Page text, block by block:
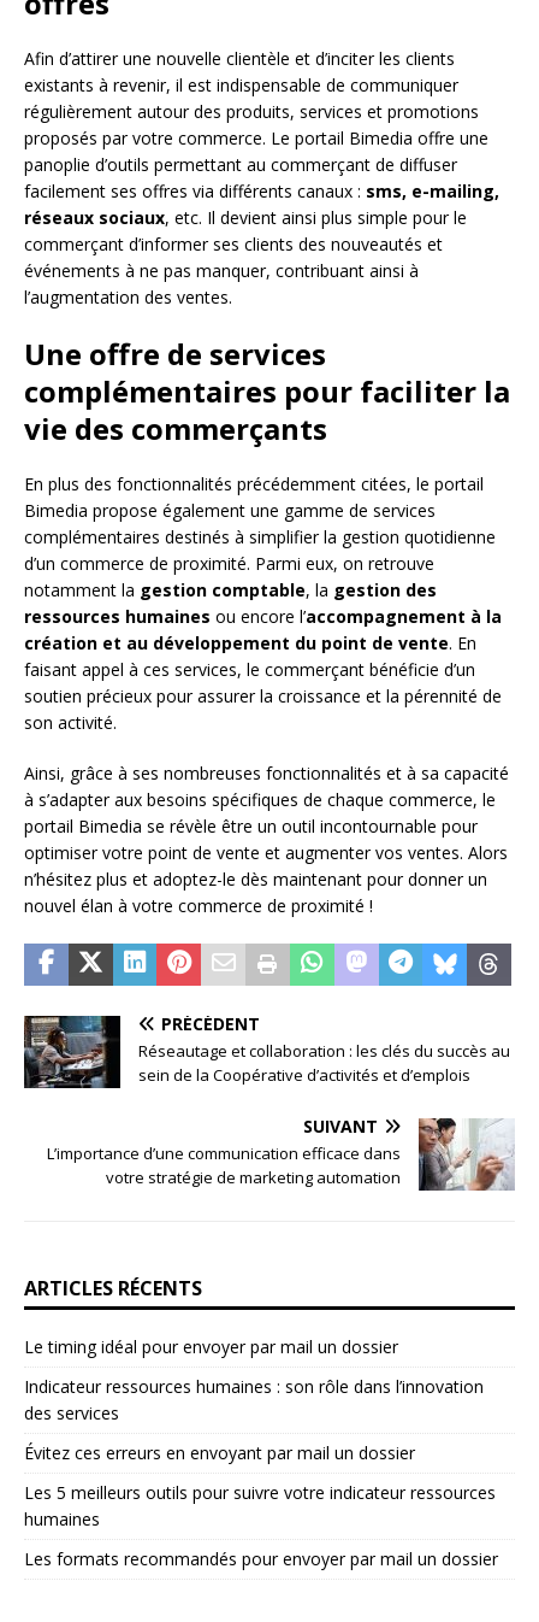
Afin d’attirer une nouvelle clientèle et d’inciter les clients
existants à revenir, il est indispensable de communiquer
régulièrement autour des produits, services et promotions
proposés par votre commerce. Le portail Bimedia offre une
panoplie d’outils permettant au commerçant de diffuser
facilement ses offres via différents canaux : sms, e-mailing,
réseaux sociaux, etc. Il devient ainsi plus simple pour le
commerçant d’informer ses clients des nouveautés et
événements à ne pas manquer, contribuant ainsi à
l’augmentation des ventes.
Une offre de services
complémentaires pour faciliter la
vie des commerçants
En plus des fonctionnalités précédemment citées, le portail
Bimedia propose également une gamme de services
complémentaires destinés à simplifier la gestion quotidienne
d’un commerce de proximité. Parmi eux, on retrouve
notamment la gestion comptable, la gestion des
ressources humaines ou encore l’accompagnement à la
création et au développement du point de vente. En
faisant appel à ces services, le commerçant bénéficie d’un
soutien précieux pour assurer la croissance et la pérennité de
son activité.
Ainsi, grâce à ses nombreuses fonctionnalités et à sa capacité
à s’adapter aux besoins spécifiques de chaque commerce, le
portail Bimedia se révèle être un outil incontournable pour
optimiser votre point de vente et augmenter vos ventes. Alors
n’hésitez plus et adoptez-le dès maintenant pour donner un
nouvel élan à votre commerce de proximité !
PRÉCÉDENT
Réseautage et collaboration : les clés du succès au
sein de la Coopérative d’activités et d’emplois
SUIVANT
L’importance d’une communication efficace dans
votre stratégie de marketing automation
ARTICLES RÉCENTS
Le timing idéal pour envoyer par mail un dossier
Indicateur ressources humaines : son rôle dans l’innovation
des services
Évitez ces erreurs en envoyant par mail un dossier
Les 5 meilleurs outils pour suivre votre indicateur ressources
humaines
Les formats recommandés pour envoyer par mail un dossier